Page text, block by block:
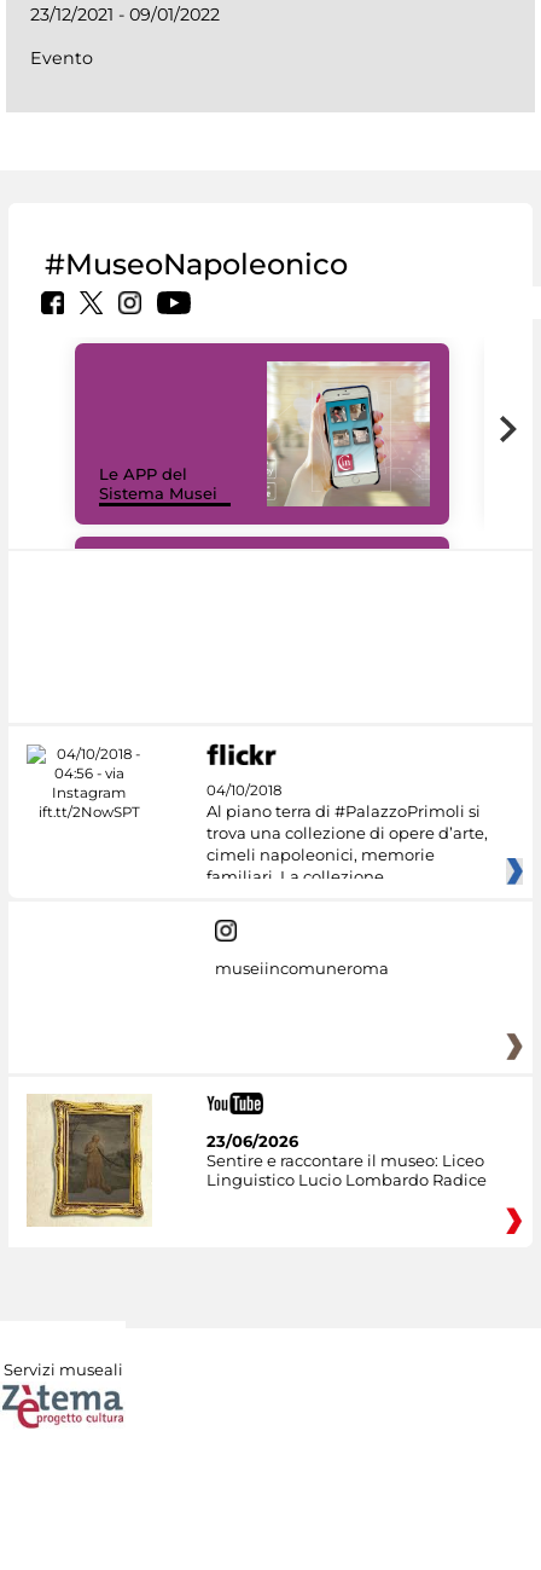
23/12/2021 - 09/01/2022
Evento
#MuseoNapoleonico
Le APP del
Sistema Musei
04/10/2018
Al piano terra di #PalazzoPrimoli si
trova una collezione di opere d’arte,
cimeli napoleonici, memorie
familiari. La collezione
museiincomuneroma
23/06/2026
Sentire e raccontare il museo: Liceo
Linguistico Lucio Lombardo Radice
Servizi museali